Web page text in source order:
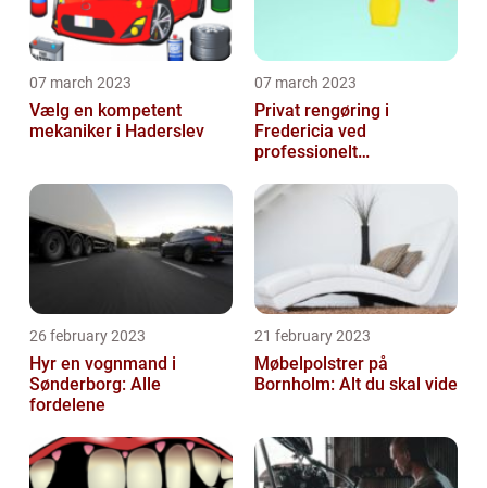
07 march 2023
Vælg en kompetent
mekaniker i Haderslev
07 march 2023
Privat rengøring i
Fredericia ved
professionelt
26 february 2023
Hyr en vognmand i
Sønderborg: Alle
fordelene
21 february 2023
Møbelpolstrer på
Bornholm: Alt du skal vide